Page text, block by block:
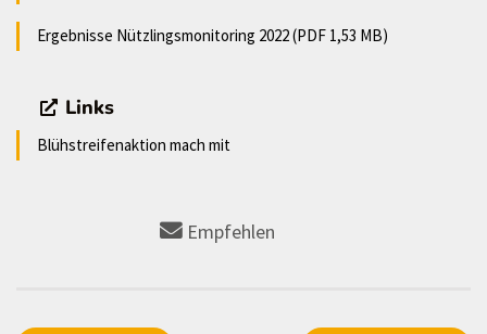
Ergebnisse Nützlingsmonitoring 2022 (PDF 1,53 MB)
Links
Blühstreifenaktion mach mit
Empfehlen